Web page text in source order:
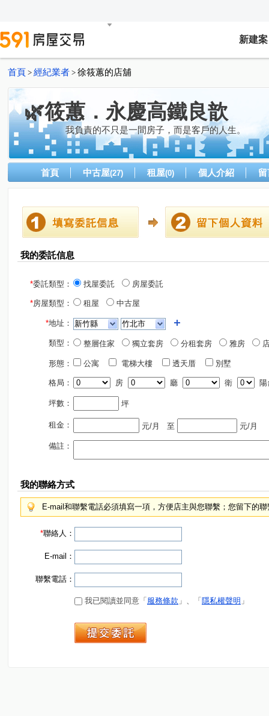
新建案
首頁 > 經紀業者 > 徐筱蕙的店舖
🌿筱蕙．永慶高鐵良歆
我負責的不只是一間房子，而是客戶的人生。
首頁 中古屋(27) 租屋(0) 個人介紹
我的委託信息
*委託類型： 找屋委託 房屋委託
*房屋類型： 租屋 中古屋
*地址：
類型： 整層住家 獨立套房 分租套房 雅房
形態： 公寓 電梯大樓 透天厝 別墅
格局： 房 廳 衛 陽
坪數： 坪
租金： 元/月 至 元/月
備註：
我的聯絡方式
E-mail和聯繫電話必須填寫一項，方便店主與您聯繫；您留下的
*聯絡人：
E-mail：
聯繫電話：
我已閱讀並同意「 服務條款 」、「 隱私權聲明 」